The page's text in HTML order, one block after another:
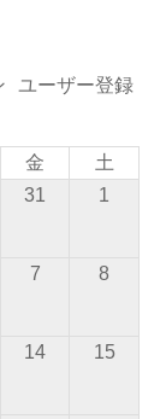
ユーザー登録
金
土
31 1
7 8
14 15